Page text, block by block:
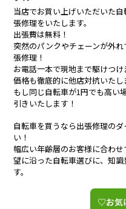
当店でお買い上げいただいた
張修理をいたします。
出張費は無料！
突然のパンクやチェーンが外
張修理！
お電話一本で現地まで駆けつけ
価格も徹底的に他店対抗いたし
もし同じ自転車が1円でも高い
引きいたします！
自転車を買うなら出張修理の
い！
幅広い年齢層のお客様に合わ
望に沿った自転車選びに、知
す。
♡お気